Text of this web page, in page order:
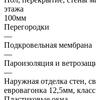
этажа
100мм
Перегородки
—
Подкровельная мембрана
—
Пароизоляция и
—
Наружная отделка стен,
евровагонка 12,5мм,